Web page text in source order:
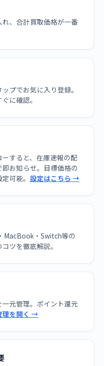
、合計買取価格が一番
プでお気に入り登録。
に確認。
すると、在庫速報の配
お知らせ。目標価格の
可能。 設定はこちら →
MacBook・Switch等の
ツを徹底解説。
元管理。ポイント還元
理を開く →